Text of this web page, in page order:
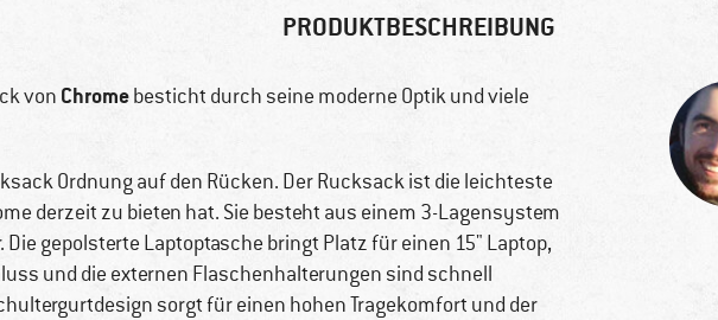
PRODUKTBESCHREIBUNG
von Chromebesticht durch seine moderne Optik und viele
Ordnung auf den Rücken. Der Rucksack ist die leichteste
derzeit zu bieten hat. Sie besteht aus einem 3-Lagensystem
Die gepolsterte Laptoptasche bringt Platz für einen 15" Laptop,
und die externen Flaschenhalterungen sind schnell
sorgt für einen hohen Tragekomfort und der